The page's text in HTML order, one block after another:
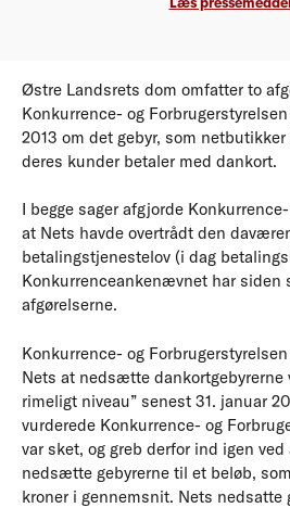
Østre Landsrets dom omfatter to
Konkurrence- og
2013 om det gebyr, som
deres kunder betaler med dankort.
I begge sager afgjorde
at Nets havde overtrådt den
betalingstjenestelov (i dag
Konkurrenceankenævnet har
afgørelserne.
Konkurrence- og
Nets at nedsætte dankortgebyrerne
rimeligt niveau” senest 31. januar
vurderede Konkurrence- og
var sket, og greb derfor ind igen
nedsætte gebyrerne til et beløb,
kroner i gennemsnit. Nets nedsatte